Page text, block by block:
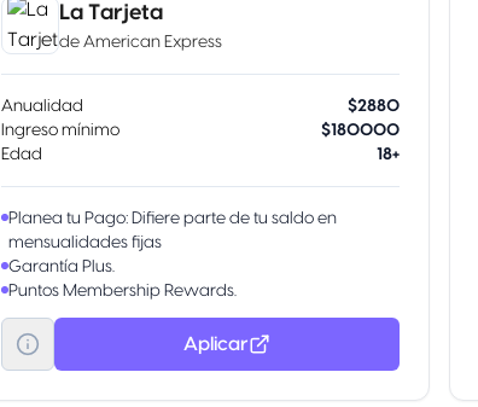
La Tarjeta
de American Express
Anualidad
$2880
Ingreso mínimo
$180000
Edad
18+
Planea tu Pago: Difiere parte de tu saldo en
mensualidades fijas
Garantía Plus.
Puntos Membership Rewards.
Aplicar